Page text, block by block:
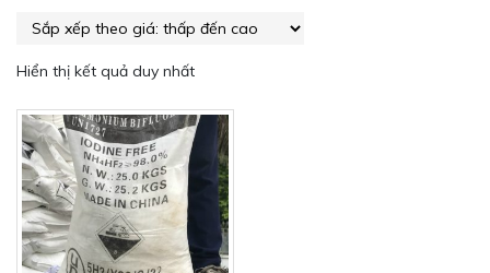
Hiển thị kết quả duy nhất